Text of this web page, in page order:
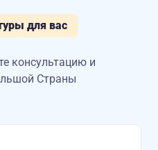
для вас
консультацию и
Страны